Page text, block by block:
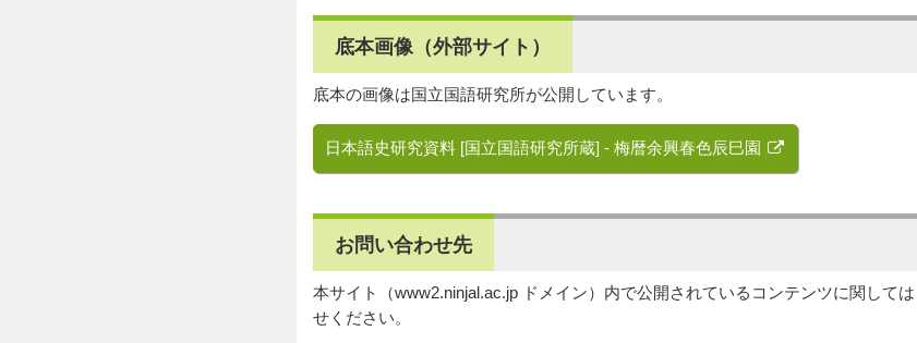
底本画像（外部サイト）
底本の画像は国立国語研究所が公開しています。
日本語史研究資料 [国立国語研究所蔵] - 梅暦余興春色辰巳園
お問い合わせ先
本サイト（www2.ninjal.ac.jp ドメイン）内で公開されているコンテンツに関して
せください。